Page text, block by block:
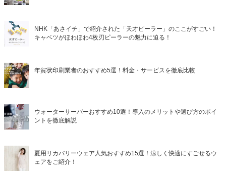
NHK「あさイチ」で紹介された「天才ピーラー」のここがすごい！
キャベツがほわほわ4枚刃ピーラーの魅力に迫る！
年賀状印刷業者のおすすめ5選！料金・サービスを徹底比較
ウォーターサーバーおすすめ10選！導入のメリットや選び方のポイ
ントを徹底解説
夏用リカバリーウェア人気おすすめ15選！涼しく快適にすごせるウ
ェアをご紹介！